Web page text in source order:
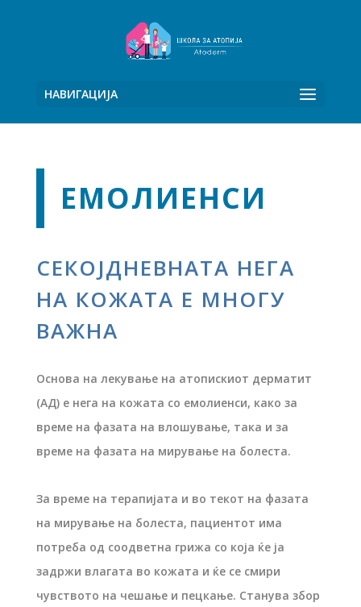
НАВИГАЦИЈА
ЕМОЛИЕНСИ
СЕКОЈДНЕВНАТА НЕГА
НА КОЖАТА Е МНОГУ
ВАЖНА
Основа на лекување на атопискиот дерматит
(АД) е нега на кожата со емолиенси, како за
време на фазата на влошување, така и за
време на фазата на мирување на болеста.
За време на терапијата и во текот на фазата
на мирување на болеста, пациентот има
потреба од соодветна грижа со која ќе ја
задржи влагата во кожата и ќе се смири
чувството на чешање и пецкање. Станува збор